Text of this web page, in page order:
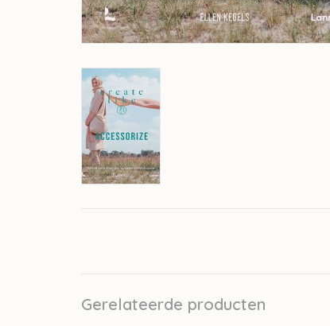
Gerelateerde producten